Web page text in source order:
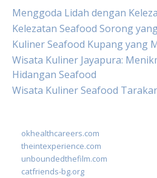
Menggoda Lidah dengan
Kelezatan Seafood Sorong
Kuliner Seafood Kupang yang
Wisata Kuliner Jayapura:
Hidangan Seafood
Wisata Kuliner Seafood
okhealthcareers.com
theintexperience.com
unboundedthefilm.com
catfriends-bg.org